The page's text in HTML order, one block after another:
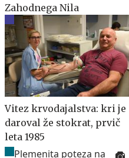
Zahodnega Nila
Vitez krvodajalstva: kri je
daroval že stokrat, prvič
leta 1985